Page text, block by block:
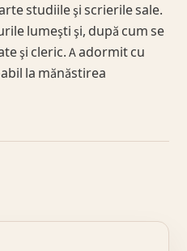
studiile şi scrierile sale.
lumeşti şi, după cum se
şi cleric. A adormit cu
la mănăstirea